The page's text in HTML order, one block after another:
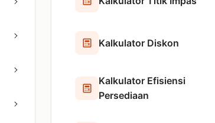
Kalkulator Diskon
Kalkulator Efisiensi
Persediaan